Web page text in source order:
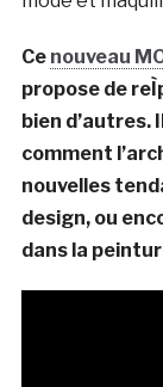
Ce nouveau
propose de
bien d’autres.
comment
nouvelles
design, ou
dans la